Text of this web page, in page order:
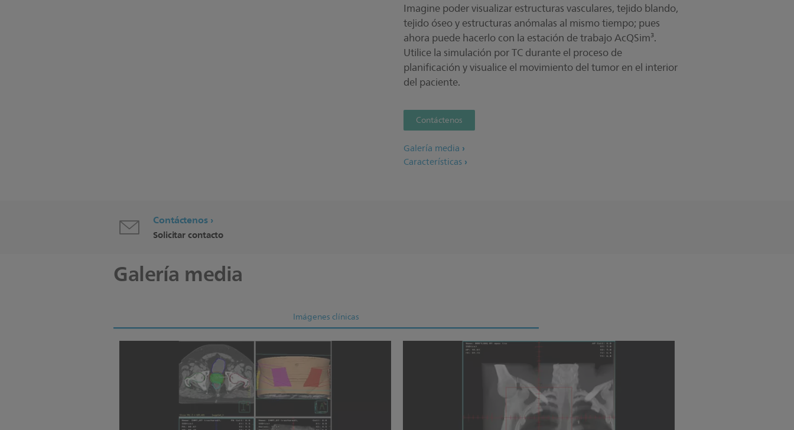
Imagine poder visualizar estructuras vasculares, tejido blando,
tejido óseo y estructuras anómalas al mismo tiempo; pues
ahora puede hacerlo con la estación de trabajo AcQSim³.
Utilice la simulación por TC durante el proceso de
planificación y visualice el movimiento del tumor en el interior
del paciente.
Contáctenos
Galería media
Características
Contáctenos
Solicitar contacto
Galería media
Imágenes clínicas